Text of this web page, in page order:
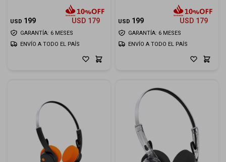
USD 199 USD 179
GARANTÍA: 6 MESES
ENVÍO A TODO EL PAÍS
USD 199 USD 179
GARANTÍA: 6 MESES
ENVÍO A TODO EL PAÍS
F&Q